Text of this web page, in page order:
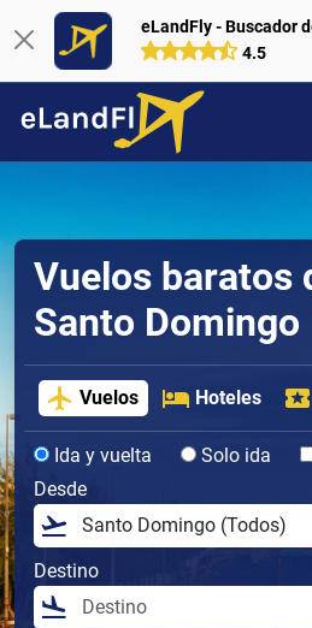
eLandFly - Buscador
4.5
Vuelos baratos
Santo Domingo
Vuelos Hoteles
Ida y vuelta Solo ida
Desde
Destino